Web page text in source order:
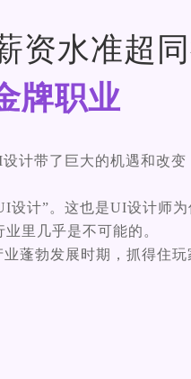
资水准超
牌职业
计带了巨大的机遇和改
设计”。这也是UI设计师
里几乎是不可能的。
蓬勃发展时期，抓得住